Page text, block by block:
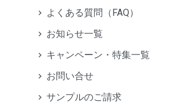
よくある質問（FAQ）
お知らせ一覧
キャンペーン・特集一覧
お問い合せ
サンプルのご請求